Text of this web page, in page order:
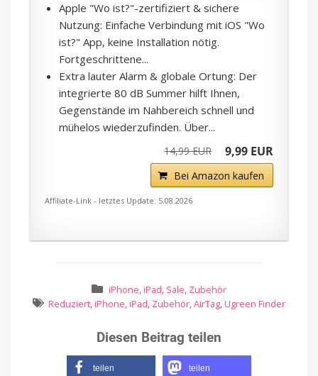
Apple "Wo ist?"-zertifiziert & sichere
Nutzung: Einfache Verbindung mit iOS "Wo
ist?" App, keine Installation nötig.
Fortgeschrittene...
Extra lauter Alarm & globale Ortung: Der
integrierte 80 dB Summer hilft Ihnen,
Gegenstände im Nahbereich schnell und
mühelos wiederzufinden. Über...
14,99 EUR 9,99 EUR
Bei Amazon kaufen
Affiliate-Link - letztes Update: 5.08.2026
iPhone, iPad, Sale, Zubehör
Reduziert, iPhone, iPad, Zubehör,AirTag, Ugreen Finder
Diesen Beitrag teilen
teilen teilen